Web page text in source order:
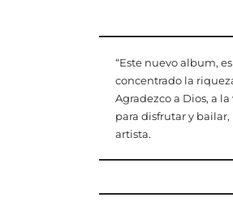
“Este nuevo album,
concentrado la
Agradezco a Dios, a
para disfrutar y
artista.